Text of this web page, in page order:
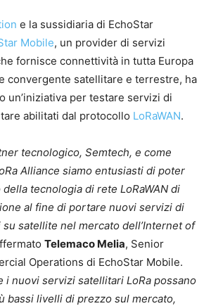
e la sussidiaria di EchoStar
Mobile, un provider di servizi
fornisce connettività in tutta Europa
convergente satellitare e terrestre, ha
un’iniziativa per testare servizi di
abilitati dal protocollo LoRaWAN.
tecnologico, Semtech, e come
Alliance siamo entusiasti di poter
tecnologia di rete LoRaWAN di
al fine di portare nuovi servizi di
satellite nel mercato dell’Internet of
Telemaco Melia, Senior
Operations di EchoStar Mobile.
i nuovi servizi satellitari LoRa possano
bassi livelli di prezzo sul mercato,